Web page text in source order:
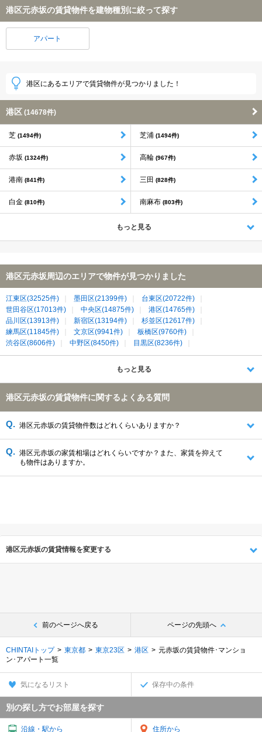
港区元赤坂の賃貸物件を建物種別に絞って探す
アパート
港区にあるエリアで賃貸物件が見つかりました！
港区 (14678件)
芝 (1494件) 芝浦 (1494件)
赤坂 (1324件) 高輪 (967件)
港南 (841件) 三田 (828件)
白金 (810件) 南麻布 (803件)
もっと見る
港区元赤坂周辺のエリアで物件が見つかりました
江東区(32525件) 墨田区(21399件)
台東区(20722件)
世田谷区(17013件)
中央区(14875件)
港区(14765件)
品川区(13913件)
新宿区(13194件)
杉並区(12617件)
練馬区(11845件)
文京区(9941件)
板橋区(9760件)
渋谷区(8606件)
中野区(8450件)
目黒区(8236件)
豊島区(7067件)
北区(5701件) 荒川区(4963件)
葛飾区(4862件)
江戸川区(4548件) 川崎市中原区(4119件)
もっと見る
港区元赤坂の賃貸物件に関するよくある質問
港区元赤坂の賃貸物件数はどれくらいありますか？
港区元赤坂の家賃相場はどれくらいですか？また、家賃を抑えて
も物件はありますか。
港区元赤坂の賃貸情報を変更する
前のページへ戻る ページの先頭へ
CHINTAIトップ 東京都 東京23区 港区
元赤坂の賃貸物件･マンショ
ン･アパート一覧
気になるリスト 保存中の条件
別の探し方でお部屋を探す
沿線・駅から 住所から